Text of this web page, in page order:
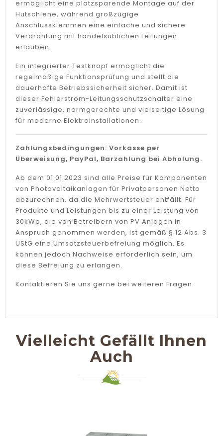
ermöglicht eine platzsparende Montage auf der
Hutschiene, während großzügige
Anschlussklemmen eine einfache und sichere
Verdrahtung mit handelsüblichen Leitungen
erlauben.
Ein integrierter Testknopf ermöglicht die
regelmäßige Funktionsprüfung und stellt die
dauerhafte Betriebssicherheit sicher. Damit ist
dieser Fehlerstrom-Leitungsschutzschalter eine
zuverlässige, normgerechte und vielseitige Lösung
für moderne Elektroinstallationen.
Zahlungsbedingungen: Vorkasse per
Überweisung, PayPal, Barzahlung bei Abholung.
Ab dem 01.01.2023 sind alle Preise für Komponenten
von Photovoltaikanlagen für Privatpersonen Netto
abzurechnen, da die Mehrwertsteuer entfällt. Für
Produkte und Leistungen bis zu einer Leistung von
30kWp, die von Betreibern von PV Anlagen in
Anspruch genommen werden, ist gemäß § 12 Abs. 3
UStG eine Umsatzsteuerbefreiung möglich. Es
können jedoch Nachweise erforderlich sein, um
diese Befreiung zu erlangen.
Kontaktieren Sie uns gerne bei weiteren Fragen.
Vielleicht Gefällt Ihnen
Auch